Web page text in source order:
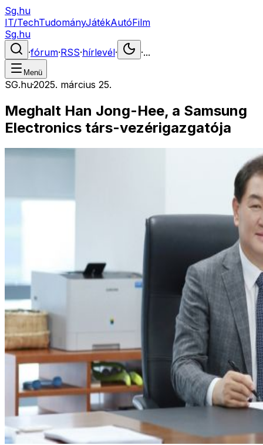
Sg.hu
IT/TechTudományJátékAutóFilm
Sg.hu
·fórum·RSS·hírlevél· ·...
Menü
SG.hu·2025. március 25.
Meghalt Han Jong-Hee, a Samsung
Electronics társ-vezérigazgatója